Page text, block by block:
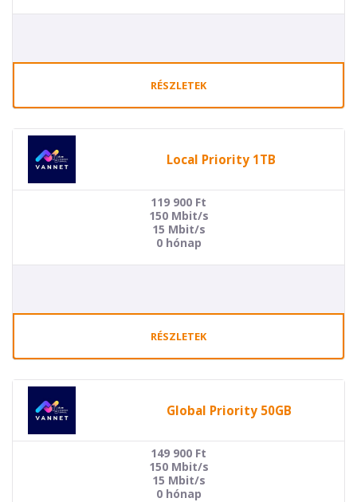
RÉSZLETEK
Local Priority 1TB
119 900 Ft
150 Mbit/s
15 Mbit/s
0 hónap
RÉSZLETEK
Global Priority 50GB
149 900 Ft
150 Mbit/s
15 Mbit/s
0 hónap